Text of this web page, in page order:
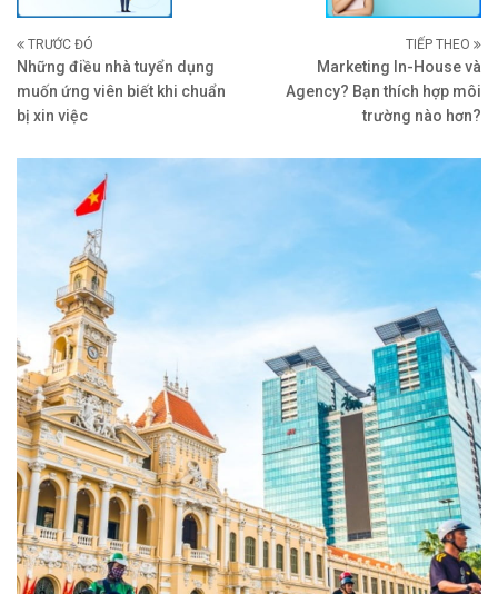
TRƯỚC ĐÓ
Những điều nhà tuyển dụng
muốn ứng viên biết khi chuẩn
bị xin việc
TIẾP THEO
Marketing In-House và
Agency? Bạn thích hợp môi
trường nào hơn?